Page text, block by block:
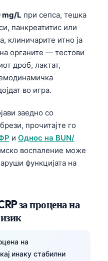
mg/L при сепса, тешка
панкреатитис или
клиничарите итно ја
органите — тестови
дроб, лактат,
во игра.
заедно со
прочитајте го
и Однос на BUN/
воспаление може
функцијата на
за процена на
на
инаку стабилни